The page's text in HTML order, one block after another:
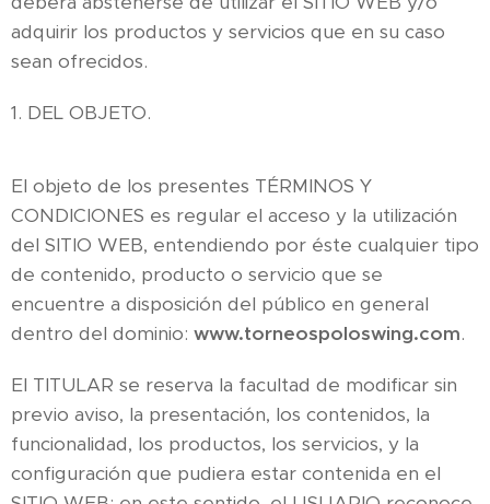
adquirir los productos y servicios que en su caso
sean ofrecidos.
1. DEL OBJETO.
El objeto de los presentes TÉRMINOS Y
CONDICIONES es regular el acceso y la utilización
del SITIO WEB, entendiendo por éste cualquier tipo
de contenido, producto o servicio que se
encuentre a disposición del público en general
dentro del dominio: www.torneospoloswing.com.
El TITULAR se reserva la facultad de modificar sin
previo aviso, la presentación, los contenidos, la
funcionalidad, los productos, los servicios, y la
configuración que pudiera estar contenida en el